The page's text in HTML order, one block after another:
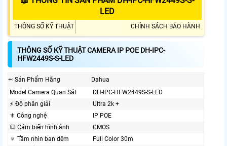
LED
THÔNG SỐ KỸ THUẬT CHÍNH SÁCH BẢO HÀNH
THÔNG SỐ KỸ THUẬT CAMERA IP POE DH-IPC-
HFW2449S-S-LED
⬹ Sản Phẩm Hãng
Dahua
Model Camera Quan Sát
DH-IPC-HFW2449S-S-LED
️⚡ Độ phân giải
Ultra 2k +
⚜️ Công nghệ
IP POE
🔳 Cảm biến hình ảnh
CMOS
🔅 Tầm nhìn ban đêm
Full Color 30m